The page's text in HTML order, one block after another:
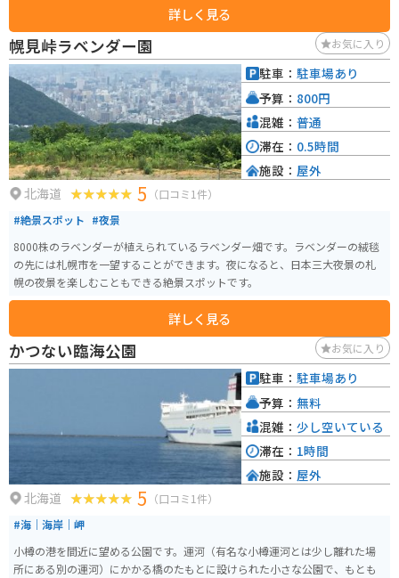
詳しく見る
幌見峠ラベンダー園 お気に入り
北海道 5 （口コミ1件）
#絶景スポット #夜景
8000株のラベンダーが植えられているラベンダー畑です。ラベンダーの絨毯
の先には札幌市を一望することができます。夜になると、日本三大夜景の札
幌の夜景を楽しむこともできる絶景スポットです。
詳しく見る
駐車： 駐車場あり
予算： 800円
混雑： 普通
滞在： 0.5時間
施設： 屋外
かつない臨海公園 お気に入り
北海道 5 （口コミ1件）
#海｜海岸｜岬
小樽の港を間近に望める公園です。運河（有名な小樽運河とは少し離れた場
所にある別の運河）にかかる橋のたもとに設けられた小さな公園で、もとも
駐車： 駐車場あり
予算： 無料
混雑： 少し空いている
滞在： 1時間
施設： 屋外